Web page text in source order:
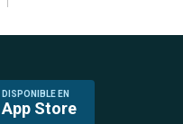
DISPONIBLE EN
App Store